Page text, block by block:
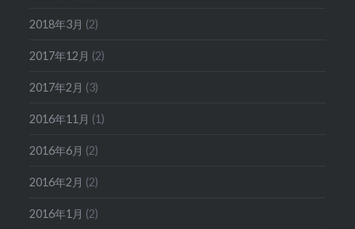
2018年3月 (2)
2017年12月 (2)
2017年2月 (3)
2016年11月 (1)
2016年6月 (2)
2016年2月 (2)
2016年1月 (2)